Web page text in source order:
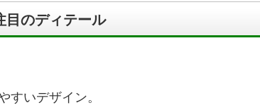
目のディテール
いデザイン。